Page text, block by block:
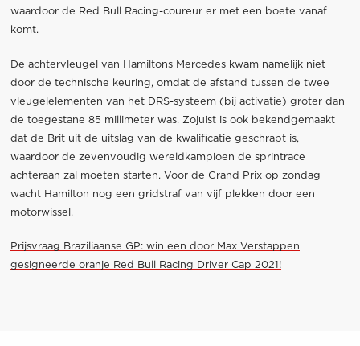
waardoor de Red Bull Racing-coureur er met een boete vanaf
komt.
De achtervleugel van Hamiltons Mercedes kwam namelijk niet
door de technische keuring, omdat de afstand tussen de twee
vleugelelementen van het DRS-systeem (bij activatie) groter dan
de toegestane 85 millimeter was. Zojuist is ook bekendgemaakt
dat de Brit uit de uitslag van de kwalificatie geschrapt is,
waardoor de zevenvoudig wereldkampioen de sprintrace
achteraan zal moeten starten. Voor de Grand Prix op zondag
wacht Hamilton nog een gridstraf van vijf plekken door een
motorwissel.
Prijsvraag Braziliaanse GP: win een door Max Verstappen
gesigneerde oranje Red Bull Racing Driver Cap 2021!